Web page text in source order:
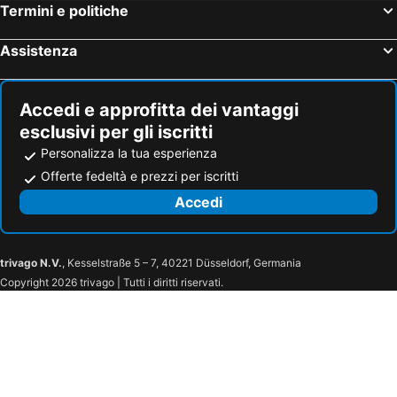
Bessans, bed and breakfast (B and B)
Villeneuve, bed and breakfast (B and B)
Les Houches, bed and breakfast (B and B)
Termini e politiche
Assistenza
Accedi e approfitta dei vantaggi
esclusivi per gli iscritti
Personalizza la tua esperienza
Offerte fedeltà e prezzi per iscritti
Accedi
trivago N.V., Kesselstraße 5 – 7, 40221 Düsseldorf, Germania
Copyright 2026 trivago | Tutti i diritti riservati.